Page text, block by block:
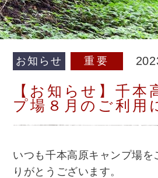
お知らせ 重要
【お知らせ】千本
プ場８月のご利用
いつも千本高原キャンプ場を
りがとうございます。